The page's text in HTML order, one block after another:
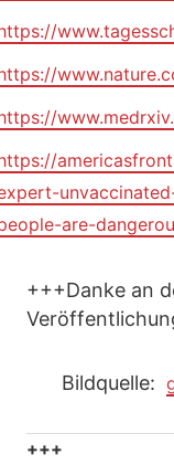
are-
+++Danke an
Bildquelle:
+++